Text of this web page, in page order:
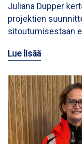
Juliana Dupper
projektien
sitoutumisestaan
Lue lisää